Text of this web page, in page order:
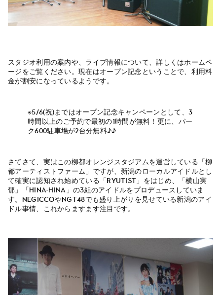
スタジオ利用の案内や、ライブ情報について、詳しくはホームペ
ージをご覧ください。現在はオープン記念ということで、利用料
金が割安になっているようです。
※5/6(祝)まではオープン記念キャンペーンとして、3
時間以上のご予約で最初の1時間が無料！更に、パー
ク600駐車場が2台分無料♪♪
さてさて、実はこの柳都オレンジスタジアムを運営している「柳
都アーティストファーム」ですが、新潟のローカルアイドルとし
て確実に認知され始めている「RYUTist」をはじめ、「横山実
郁」「hina-hina」の3組のアイドルをプロデュースしていま
す。NegiccoやNGT48でも盛り上がりを見せている新潟のアイ
ドル事情、これからますます注目です。